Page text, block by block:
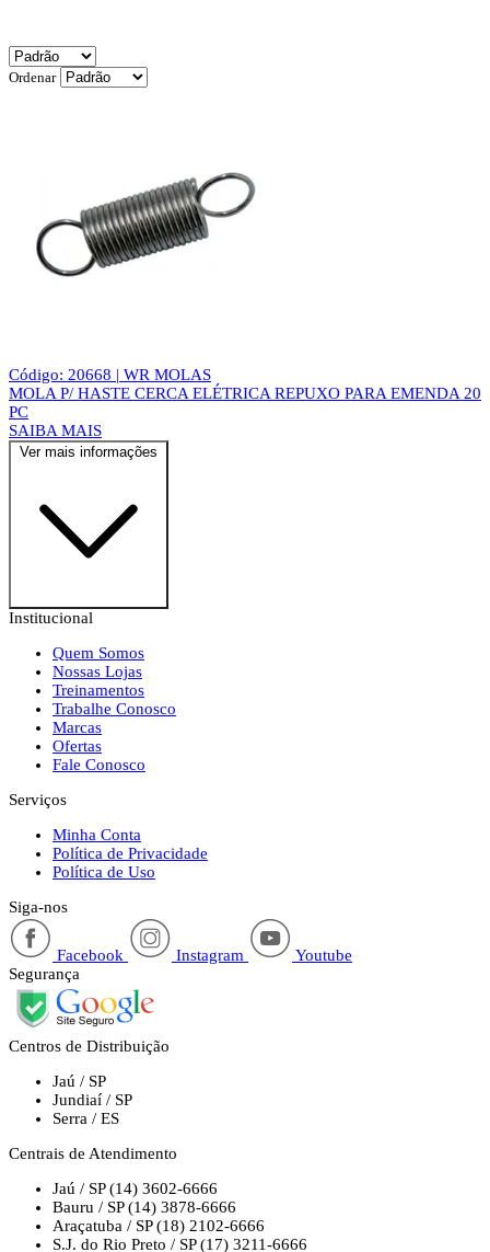
Ordenar
Código: 20668 | WR MOLAS
MOLA P/ HASTE CERCA ELÉTRICA REPUXO PARA EMENDA 20
PC
SAIBA MAIS
Ver mais informações
Institucional
Quem Somos
Nossas Lojas
Treinamentos
Trabalhe Conosco
Marcas
Ofertas
Fale Conosco
Serviços
Minha Conta
Política de Privacidade
Política de Uso
Siga-nos
Facebook Instagram
Youtube
Segurança
Centros de Distribuição
Jaú / SP
Jundiaí / SP
Serra / ES
Centrais de Atendimento
Jaú / SP (14) 3602-6666
Bauru / SP (14) 3878-6666
Araçatuba / SP (18) 2102-6666
S.J. do Rio Preto / SP (17) 3211-6666